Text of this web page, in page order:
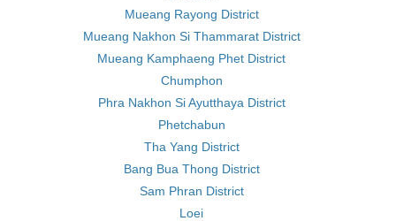
Mueang Rayong District
Mueang Nakhon Si Thammarat District
Mueang Kamphaeng Phet District
Chumphon
Phra Nakhon Si Ayutthaya District
Phetchabun
Tha Yang District
Bang Bua Thong District
Sam Phran District
Loei